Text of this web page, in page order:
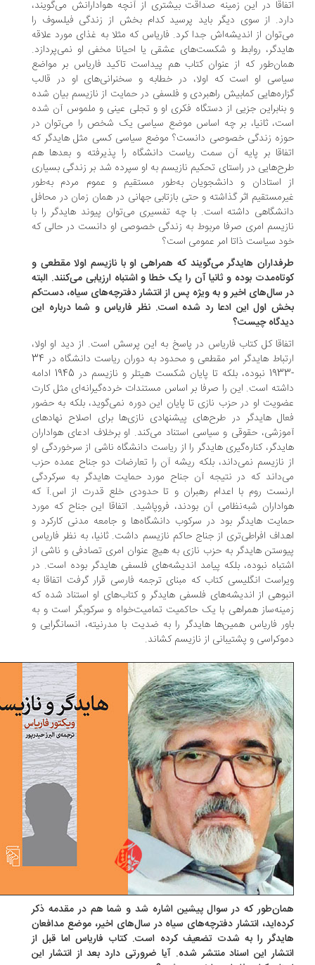
در این زمینه صداقت بیشتری از آنچه هوادارانش می‌گویند،
از سوی دیگر باید پرسید کدام بخش از زندگی فیلسوف را
از اندیشه‌اش جدا کرد. فاریاس که مثلا به غذای مورد علاقه
روابط و شکست‌های عشقی‌ یا احیانا مخفی او نمی‌پردازد.
که از عنوان کتاب هم پیداست تاکید فاریاس بر مواضع
او است که اولا، در خطابه و سخنرانی‌های او در قالب
کمابیش راهبردی و فلسفی در حمایت از نازیسم بیان شده‌
جزیی از دستگاه فکری او و تجلی عینی و ملموس آن شده
ثانیا، بر چه اساس موضع سیاسی یک شخص را می‌توان در
زندگی خصوصی دانست؟ موضع سیاسی کسی مثل هایدگر که
بر پایه آن سمت ریاست دانشگاه را پذیرفته و بعدها هم
در راستای تحکیم نازیسم به او سپرده شد بر زندگی بسیاری
استادان و دانشجویان به‌طور مستقیم و عموم مردم به‌طور
اثر گذاشته و حتی بازتابی جهانی در همان زمان در محافل
داشته است. با چه تفسیری می‌توان پیوند هایدگر را با
امری صرفا مربوط به زندگی خصوصی او دانست در حالی که
سیاست ذاتا امر عمومی است؟
هایدگر می‌گویند که همراهی او با نازیسم اولا مقطعی و
بوده و ثانیا آن را یک خطا و اشتباه ارزیابی می‌کنند. البته
سال‌های اخیر و به ویژه پس از انتشار دفترچه‌های سیاه، دست‌کم
اول این ادعا رد شده است. نظر فاریاس و شما درباره این
چیست؟
کل کتاب فاریاس در پاسخ به این پرسش است. از دید او اولا،
ارتباط هایدگر امر مقطعی و محدود به دوران ریاست دانشگاه در 34
-1933 نبوده، بلکه تا پایان شکست هیتلر و نازیسم در 1945 ادامه
است. این را صرفا بر اساس مستندات خرده‌گیرانه‌ای مثل کارت
او در حزب نازی تا پایان این دوره نمی‌گوید، بلکه به حضور
هایدگر در طرح‌های پیشنهادی نازی‌ها برای اصلاح نهادهای
حقوقی و سیاسی استناد می‌کند. او برخلاف ادعای هواداران
کناره‌گیری هایدگر را از ریاست دانشگاه ناشی از سرخوردگی او
نازیسم نمی‌داند، بلکه ریشه آن را تعارضات دو جناح عمده حزب
که در نتیجه آن جناح مورد حمایت هایدگر به سرکردگی
روم با اعدام رهبران و تا حدودی خلع قدرت از اس.آ که
شبه‌نظامی آن بودند، فروپاشید. اتفاقا این جناح که مورد
هایدگر بود در سرکوب دانشگاه‌ها و جامعه مدنی کارکرد و
افراطی‌تری از جناج حاکم نازیسم داشت. ثانیا، به نظر فاریاس
هایدگر به حزب نازی به هیچ عنوان امری تصادفی و ناشی از
نبوده، بلکه پیامد اندیشه‌های فلسفی هایدگر بوده است. در
انگلیسی کتاب که مبنای ترجمه فارسی قرار گرفت اتفاقا به
از اندیشه‌های فلسفی هایدگر و کتاب‌های او استناد شده که
همراهی با یک حاکمیت تمامیت‌خواه و سرکوبگر است و به
فاریاس همین‌ها هایدگر را به ضدیت با مدرنیته، انسانگرایی و
و پشتیبانی از نازیسم ‌کشاند.
که در سوال پیشین اشاره شد و شما هم در مقدمه ذکر
انتشار دفترچه‌های سیاه در سال‌های اخیر، موضع مدافعان
را به ‌شدت تضعیف کرده است. کتاب فاریاس اما قبل از
این اسناد منتشر شده. آیا ضرورتی دارد بعد از انتشار این